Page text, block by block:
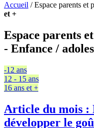
Accueil /Espace parents et
et +
Espace parents
- Enfance /
-12 ans
12 - 15 ans
16 ans et +
Article du mois :
développer le